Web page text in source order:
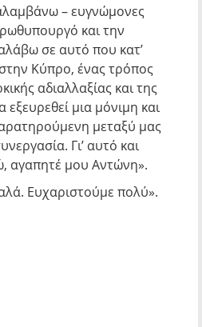
– ευγνώμονες
και την
σε αυτό που κατ’
Κύπρο, ένας τρόπος
αδιαλλαξίας και της
μια μόνιμη και
μεταξύ μας
Γι’ αυτό και
αγαπητέ μου Αντώνη».
Ευχαριστούμε πολύ».